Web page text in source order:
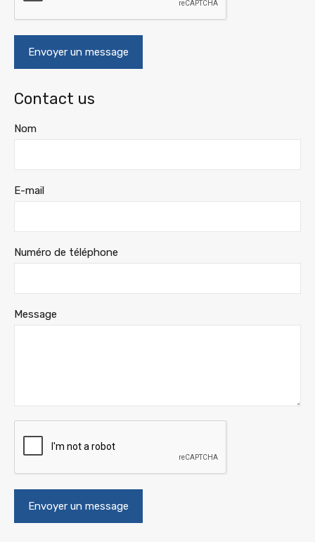
Contact us
Nom
E-mail
Numéro de téléphone
Message